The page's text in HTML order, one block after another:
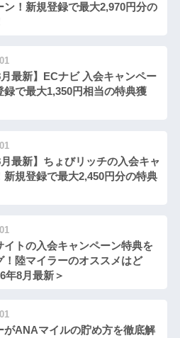
ン！新規登録で最大2,970円分の
月最新】ECナビ 入会キャンペー
録で最大1,350円相当の特典獲
月最新】ちょびリッチの入会キャ
新規登録で最大2,450円分の特典
イトの入会キャンペーン特典を
！陸マイラーのオススメはど
年8月最新＞
がANAマイルの貯め方を徹底解